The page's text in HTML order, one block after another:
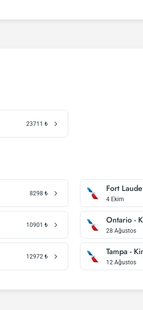
23711 ₺
8298 ₺ Fort
4 Ekim
10901 ₺ Ontario -
28 Ağustos
12972 ₺ Tampa -
12 Ağustos